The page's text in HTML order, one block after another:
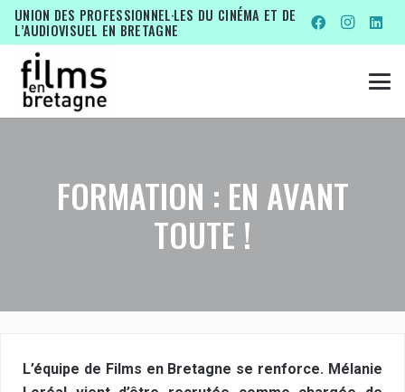
UNION DES PROFESSIONNEL·LES DU CINÉMA ET DE
L’AUDIOVISUEL EN BRETAGNE
FORMATION : EN AVANT
TOUTE !
L’équipe de Films en Bretagne se renforce. Mélanie